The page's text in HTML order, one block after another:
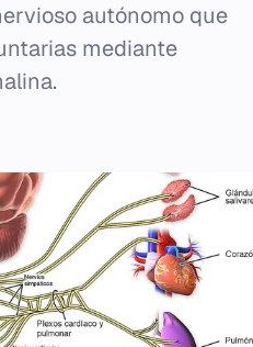
autónomo que
mediante